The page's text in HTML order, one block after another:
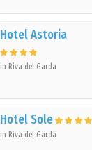
Hotel Astoria
in Riva del Garda
Hotel Sole
in Riva del Garda